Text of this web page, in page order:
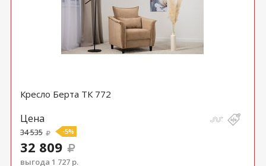
Кресло Берта ТК 772
Цена
34 535 -5%
32 809
выгода 1 727 р.